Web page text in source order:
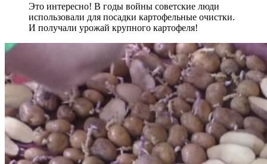
Это интересно! В годы войны советские люди
использовали для посадки картофельные очистки.
И получали урожай крупного картофеля!